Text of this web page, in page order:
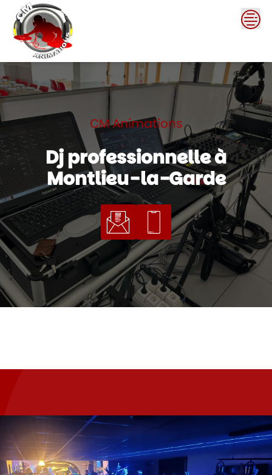
content
CM Animations
Dj professionnelle à
Montlieu-la-Garde